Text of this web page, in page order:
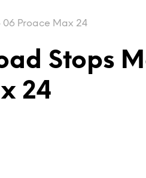
06 Proace Max 24
Stops
24